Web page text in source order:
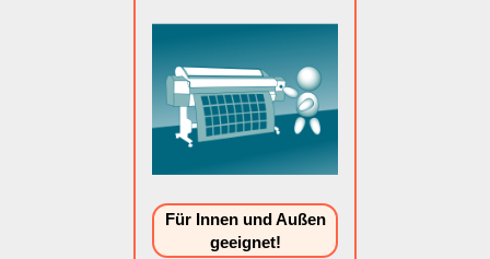
Für Innen und Außen
geeignet!